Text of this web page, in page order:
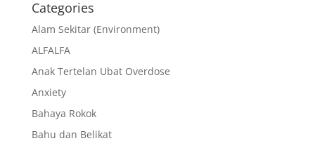
Categories
Alam Sekitar (Environment)
ALFALFA
Anak Tertelan Ubat Overdose
Anxiety
Bahaya Rokok
Bahu dan Belikat